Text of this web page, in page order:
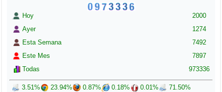
Hoy
Ayer
Esta Semana
Este Mes
Todas
2000
1274
7492
7897
973336
3.51% 23.94% 0.87% 0.18% 0.01%
71.50%